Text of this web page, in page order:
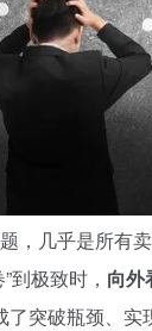
，几乎是所有
到极致时， 向外
了突破瓶颈、实